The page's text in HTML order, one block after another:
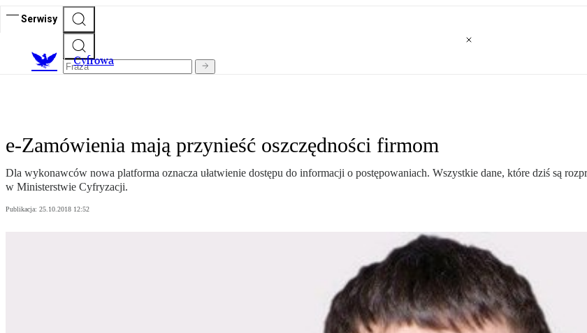
Serwisy
Cyfrowa
e-Zamówienia mają przynieść oszczędności firmom
Dla wykonawców nowa platforma oznacza ułatwienie dostępu do informacji o postępowaniach. Wszystkie dane, które dziś są
w Ministerstwie Cyfryzacji.
Publikacja: 25.10.2018 12:52